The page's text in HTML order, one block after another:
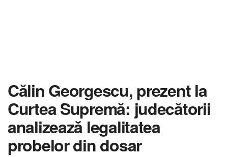
Călin Georgescu, prezent la
Curtea Supremă: judecătorii
analizează legalitatea
probelor din dosar